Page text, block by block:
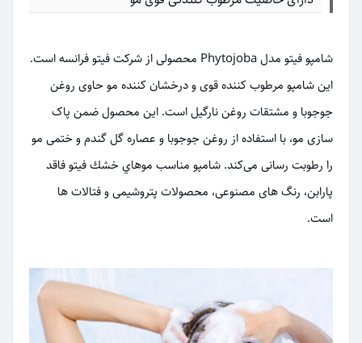
شامپو فیتو مدل Phytojoba محصولی از شرکت فیتو فرانسه است.
این شامپو مرطوب‌ کننده قوی و درخشان کننده مو حاوی روغن
جوجوبا و مشتقات روغن نارگیل است. این محصول ضمن پاک
‌سازی مو، با استفاده از روغن جوجوبا و عصاره گل گندم و ختمی مو
را رطوبت رسانی می‌کند. شامپو مناسب موهاي خشك فیتو فاقد
پارابن، رنگ‌ های مصنوعی، محصولات پتروشیمی و فتالات ‌ها
است.